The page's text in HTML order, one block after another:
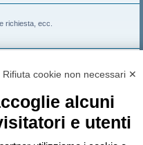
richiesta, ecc.
Rifiuta cookie non necessari ✕
alcuni
e utenti